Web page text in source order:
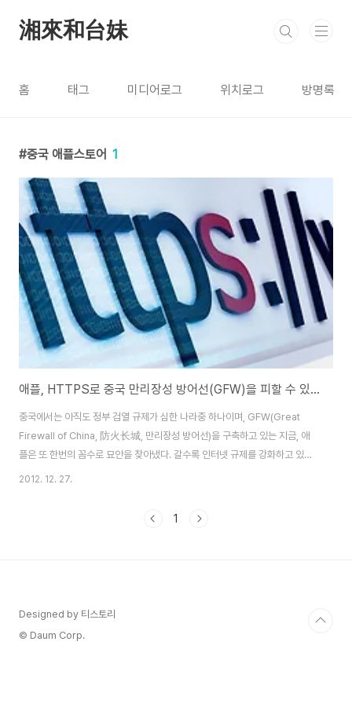
湘來和台妹
홈 태그 미디어로그 위치로그 방명록
중국 애플스토어 1
애플, HTTPS로 중국 만리장성 방어선(GFW)을 피할 수 있을까?
중국에서는 아직도 정부 검열 규제가 심한 나라중 하나이며, GFW(Great
Firewall of China, 防火长城, 만리장성 방어선)을 구축하고 있는 지금, 애
플은 또 한번의 꼼수로 묘안을 찾아냈다. 갈수록 인터넷 규제를 강화하고 있는
중국 정부의 공세를 방어할 수 있는 방책은 바로 'HTTPS'최근 중국에서 애플
Transfer Protocol over Secure Socket Layer)를 채택하여 서비스를
2012. 12. 27.
1
Designed by 티스토리
© Daum Corp.